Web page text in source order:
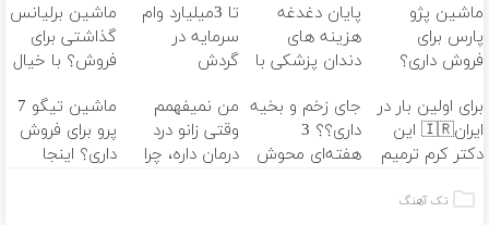
ماشین پژو
پارس برای
فروش داری؟
بفروشش
پایان دغدغه
هزینه های
دندان پزشکی با
کننده خانگی
تا 3میلیارد وام
سرمایه در
گردش
فروشگاهت رو
ثبت کن
ماشین برلیانس
گذاشتی برای
فروش؟ با خیال
برای اولین بار در
ایران🇮🇷 این
دکتر کرم ترمیم
ساخت!
جای زخم و بخیه
داری؟؟ 3
هفته‌ای محوش
من نمیفهمم
وقتی زانو درد
درمان داره، چرا
ماشین تیگو 7
پرو برای فروش
داری؟ اینجا
تک آهنگ